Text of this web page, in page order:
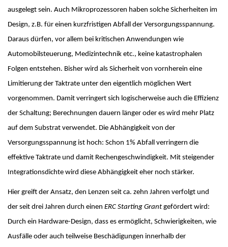
30 Jahre MPI-INF
ausgelegt sein. Auch Mikroprozessoren haben solche Sicherheiten im
Design, z.B. für einen kurzfristigen Abfall der Versorgungsspannung.
Daraus dürfen, vor allem bei kritischen Anwendungen wie
Automobilsteuerung, Medizintechnik etc., keine katastrophalen
Folgen entstehen. Bisher wird als Sicherheit von vornherein eine
Limitierung der Taktrate unter den eigentlich möglichen Wert
vorgenommen. Damit verringert sich logischerweise auch die Effizienz
der Schaltung; Berechnungen dauern länger oder es wird mehr Platz
auf dem Substrat verwendet. Die Abhängigkeit von der
Versorgungsspannung ist hoch: Schon 1% Abfall verringern die
effektive Taktrate und damit Rechengeschwindigkeit. Mit steigender
Integrationsdichte wird diese Abhängigkeit eher noch stärker.
Hier greift der Ansatz, den Lenzen seit ca. zehn Jahren verfolgt und
der seit drei Jahren durch einen ERC Starting Grant gefördert wird:
Durch ein Hardware-Design, dass es ermöglicht, Schwierigkeiten, wie
Ausfälle oder auch teilweise Beschädigungen innerhalb der